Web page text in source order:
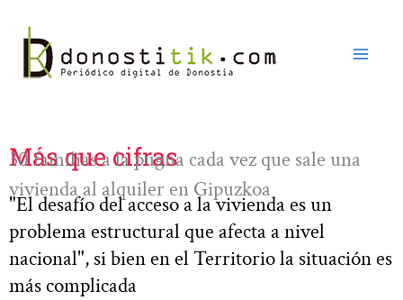
contenido
Más que cifras
30 familias a la pugna cada vez que sale una
vivienda al alquiler en Gipuzkoa
"El desafío del acceso a la vivienda es un
problema estructural que afecta a nivel
nacional", si bien en el Territorio la situación es
más complicada